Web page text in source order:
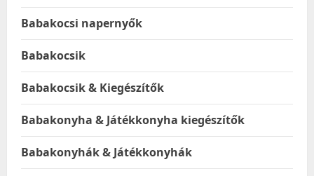
Babakocsi napernyők
Babakocsik
Babakocsik & Kiegészítők
Babakonyha & Játékkonyha kiegészítők
Babakonyhák & Játékkonyhák